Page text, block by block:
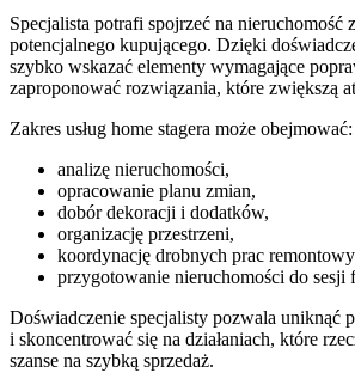
Specjalista potrafi spojrzeć na nieruchomość
potencjalnego kupującego. Dzięki
szybko wskazać elementy wymagające
zaproponować rozwiązania, które zwiększą
Zakres usług home stagera może obejmować:
analizę nieruchomości,
opracowanie planu zmian,
dobór dekoracji i dodatków,
organizację przestrzeni,
koordynację drobnych prac
przygotowanie nieruchomości do sesji
Doświadczenie specjalisty pozwala uniknąć
i skoncentrować się na działaniach, które
szanse na szybką sprzedaż.